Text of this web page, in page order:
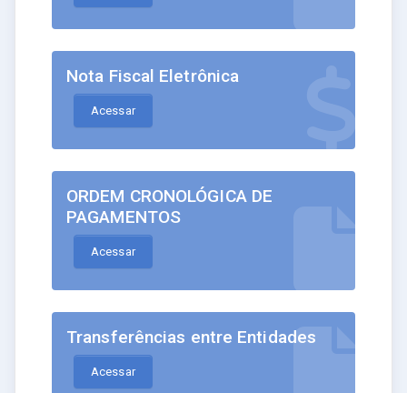
Nota Fiscal Eletrônica
Acessar
ORDEM CRONOLÓGICA DE
PAGAMENTOS
Acessar
Transferências entre Entidades
Acessar